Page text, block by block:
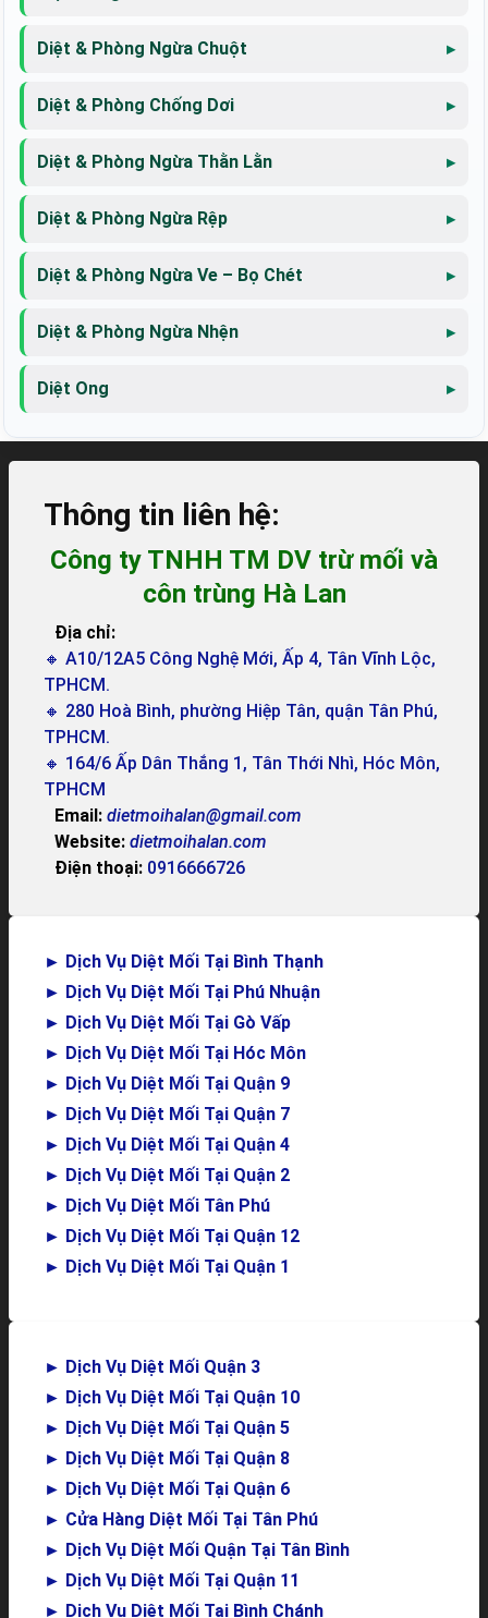
Diệt & Phòng Ngừa Chuột
Diệt & Phòng Chống Dơi
Diệt & Phòng Ngừa Thằn Lằn
Diệt & Phòng Ngừa Rệp
Diệt & Phòng Ngừa Ve – Bọ Chét
Diệt & Phòng Ngừa Nhện
Diệt Ong
Thông tin liên hệ:
Công ty TNHH TM DV trừ mối và
côn trùng Hà Lan
Địa chỉ:
🔸 A10/12A5 Công Nghệ Mới, Ấp 4, Tân Vĩnh Lộc,
TPHCM.
🔸 280 Hoà Bình, phường Hiệp Tân, quận Tân Phú,
TPHCM.
🔸 164/6 Ấp Dân Thắng 1, Tân Thới Nhì, Hóc Môn,
TPHCM
Email: dietmoihalan@gmail.com
Website: dietmoihalan.com
Điện thoại: 0916666726
► Dịch Vụ Diệt Mối Tại Bình Thạnh
► Dịch Vụ Diệt Mối Tại Phú Nhuận
► Dịch Vụ Diệt Mối Tại Gò Vấp
► Dịch Vụ Diệt Mối Tại Hóc Môn
► Dịch Vụ Diệt Mối Tại Quận 9
► Dịch Vụ Diệt Mối Tại Quận 7
► Dịch Vụ Diệt Mối Tại Quận 4
► Dịch Vụ Diệt Mối Tại Quận 2
► Dịch Vụ Diệt Mối Tân Phú
► Dịch Vụ Diệt Mối Tại Quận 12
► Dịch Vụ Diệt Mối Tại Quận 1
► Dịch Vụ Diệt Mối Quận 3
► Dịch Vụ Diệt Mối Tại Quận 10
► Dịch Vụ Diệt Mối Tại Quận 5
► Dịch Vụ Diệt Mối Tại Quận 8
► Dịch Vụ Diệt Mối Tại Quận 6
► Cửa Hàng Diệt Mối Tại Tân Phú
► Dịch Vụ Diệt Mối Quận Tại Tân Bình
► Dịch Vụ Diệt Mối Tại Quận 11
► Dịch Vụ Diệt Mối Tại Bình Chánh